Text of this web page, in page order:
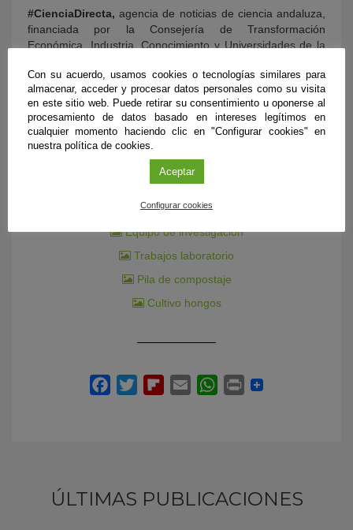
#CienciaDirecta, agencia de noticias de ciencia andaluza,
financiada por la Consejería de Transformación
Económica, Industria, Conocimiento y Universidades de la
Teléfono: 954 232 349
E-mail:comunicacion@fundaciondescubre.es
DOCUMENTACIÓN ADICIONAL
Equipo de investigación
Trabajos laboratorio
Pila de compostaje
Cultivo hongos
ÚLTIMAS PUBLICACIONES
Con su acuerdo, usamos cookies o tecnologías similares para
almacenar, acceder y procesar datos personales como su visita
en este sitio web. Puede retirar su consentimiento u oponerse al
procesamiento de datos basado en intereses legítimos en
cualquier momento haciendo clic en "Configurar cookies" en
nuestra política de cookies.
Aceptar
Configurar cookies